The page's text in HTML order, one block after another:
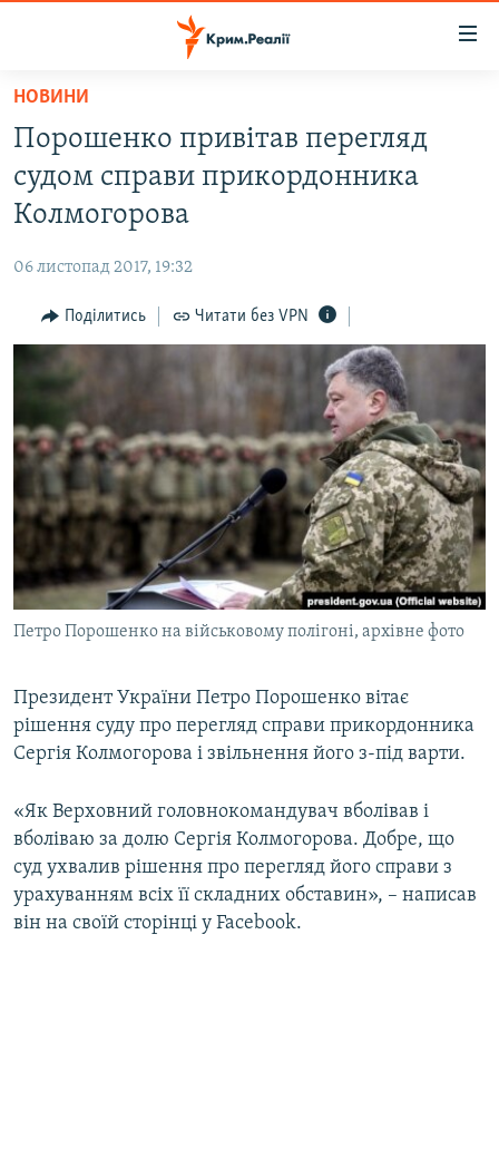
Перейти
основного
матеріалу
Перейти
до
основної
Перейти
до
пошуку
ВОДА.КРИМ
ВІДЕО ТА ФОТО
БЛОГИ
ПОГЛЯД
ІНТЕРВ'Ю
ВСЕ ЗА ДЕНЬ
СПЕЦПРОЕКТИ
ДЕПОРТАЦІЯ
ВІДЕОУРОКИ «ELIFBE»
СВІДЧЕННЯ ОКУПАЦІЇ
УКРАЇНСЬКА ПРОБЛЕМА КРИМУ
ІНФОГРАФІКА
ЯК ОБІЙТИ БЛОКУВАННЯ
Русский
Qırımtatar
ДОЛУЧАЙСЯ!
Усі сайти RFE/RL
НОВИНИ
Порошенко привітав перегляд
судом справи прикордонника
Колмогорова
06 листопад 2017, 19:32
Поділитись Читати без VPN
Петро Порошенко на військовому полігоні, архівне фото
Президент України Петро Порошенко вітає
рішення суду про перегляд справи прикордонника
Сергія Колмогорова і звільнення його з-під варти.
«Як Верховний головнокомандувач вболівав і
вболіваю за долю Сергія Колмогорова. Добре, що
суд ухвалив рішення про перегляд його справи з
урахуванням всіх її складних обставин», – написав
він на своїй сторінці у Facebook.